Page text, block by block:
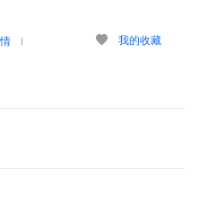
我的收藏